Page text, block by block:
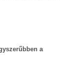
a